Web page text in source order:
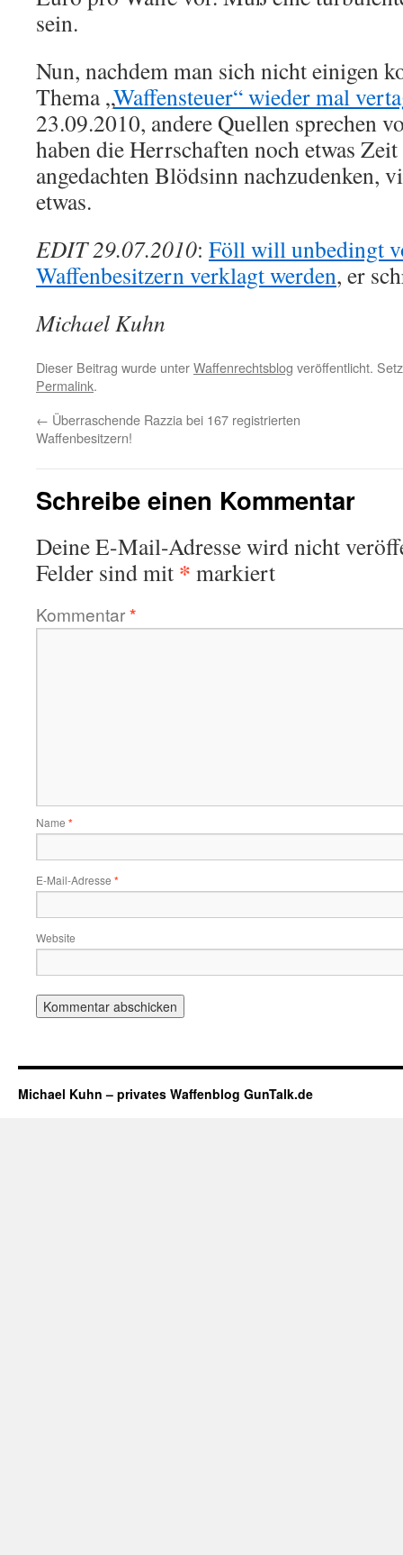
sein.
Nun, nachdem man sich nicht einigen
Thema „Waffensteuer“ wieder mal
23.09.2010, andere Quellen sprechen
haben die Herrschaften noch etwas
angedachten Blödsinn nachzudenken,
etwas.
EDIT 29.07.2010: Föll will unbedingt
Waffenbesitzern verklagt werden, er
Michael Kuhn
Dieser Beitrag wurde unterWaffenrechtsblog veröffentlicht.
Permalink.
← Überraschende Razzia bei 167 registrierten
Waffenbesitzern!
Schreibe einen Kommentar
Deine E-Mail-Adresse wird nicht
Felder sind mit * markiert
Kommentar*
Name *
E-Mail-Adresse *
Website
Michael Kuhn – privates Waffenblog GunTalk.de